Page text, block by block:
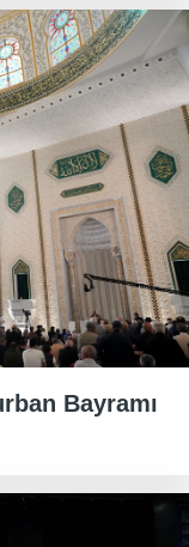
Bayramı